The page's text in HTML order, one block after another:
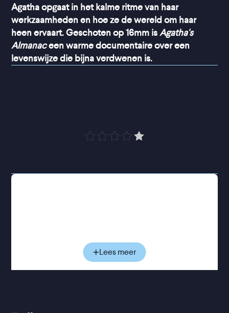
Agatha opgaat in het kalme ritme van haar
werkzaamheden en hoe ze de wereld om haar
heen ervaart. Geschoten op 16mm isAgatha's
Almanaceen warme documentaire over een
levenswijze die bijna verdwenen is.
Geleidelijk neemt Amalie ons mee in Agatha's bijna
de quilts die ze maakt, haar vindingrijkheid en de
keuzes die haar gevormd hebben. Over hoe
sommige zaden al generaties meegaan en een
Lees meer